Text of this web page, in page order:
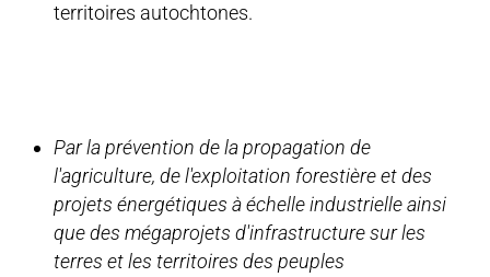
territoires autochtones.
Par la prévention de la propagation de
l'agriculture, de l'exploitation forestière et des
projets énergétiques à échelle industrielle ainsi
que des mégaprojets d'infrastructure sur les
terres et les territoires des peuples